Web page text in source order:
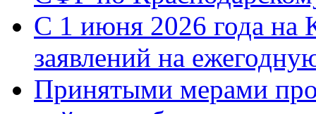
С 1 июня 2026 года на
заявлений на
Принятыми мерами